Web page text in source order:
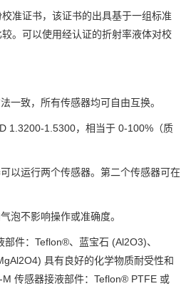
准证书，该证书的出具基于一组标准
。可以使用经认证的折射率液体对校
一致，所有传感器均可自由互换。
1.3200-1.5300，相当于 0-100%（质
以运行两个传感器。第二个传感器可在
泡不影响操作或准确度。
件：Teflon®、蓝宝石 (Al2O3)、
具有良好的化学物质耐受性和
传感器接液部件：Teflon® PTFE 或